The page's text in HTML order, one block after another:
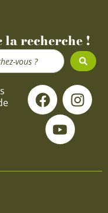
la recherche !
F
a
c
e
o
I
n
s
g
Y
o
u
t
u
b